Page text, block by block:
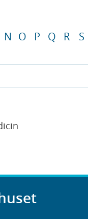
N O P Q R S